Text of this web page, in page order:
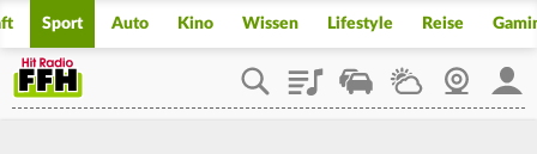
Sport Auto Kino Wissen Lifestyle Reise
PlaylistStaupilotWetterWebcam